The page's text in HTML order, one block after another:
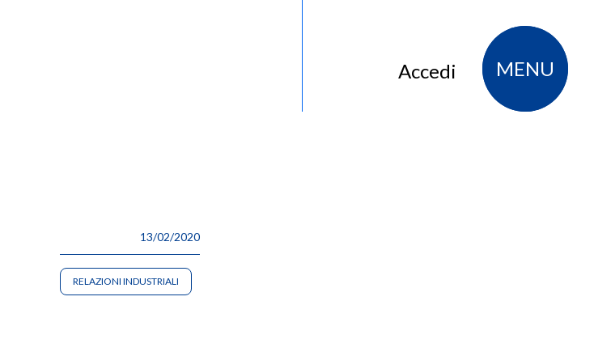
Accedi MENU
13/02/2020
RELAZIONI INDUSTRIALI